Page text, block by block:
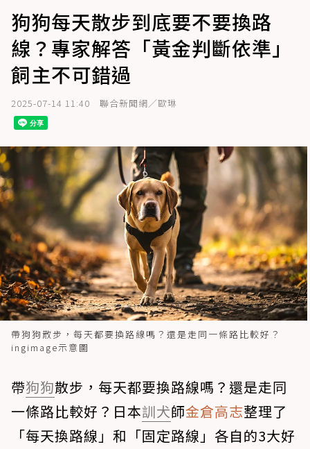
狗狗每天散步到底要不要換路
線？專家解答「黃金判斷依準」
飼主不可錯過
2025-07-14 11:40 聯合新聞網／歐琳
帶狗狗散步，每天都要換路線嗎？還是走同一條路比較好？
ingimage示意圖
帶狗狗散步，每天都要換路線嗎？還是走同
一條路比較好？日本訓犬師金倉高志整理了
「每天換路線」和「固定路線」各自的3大好